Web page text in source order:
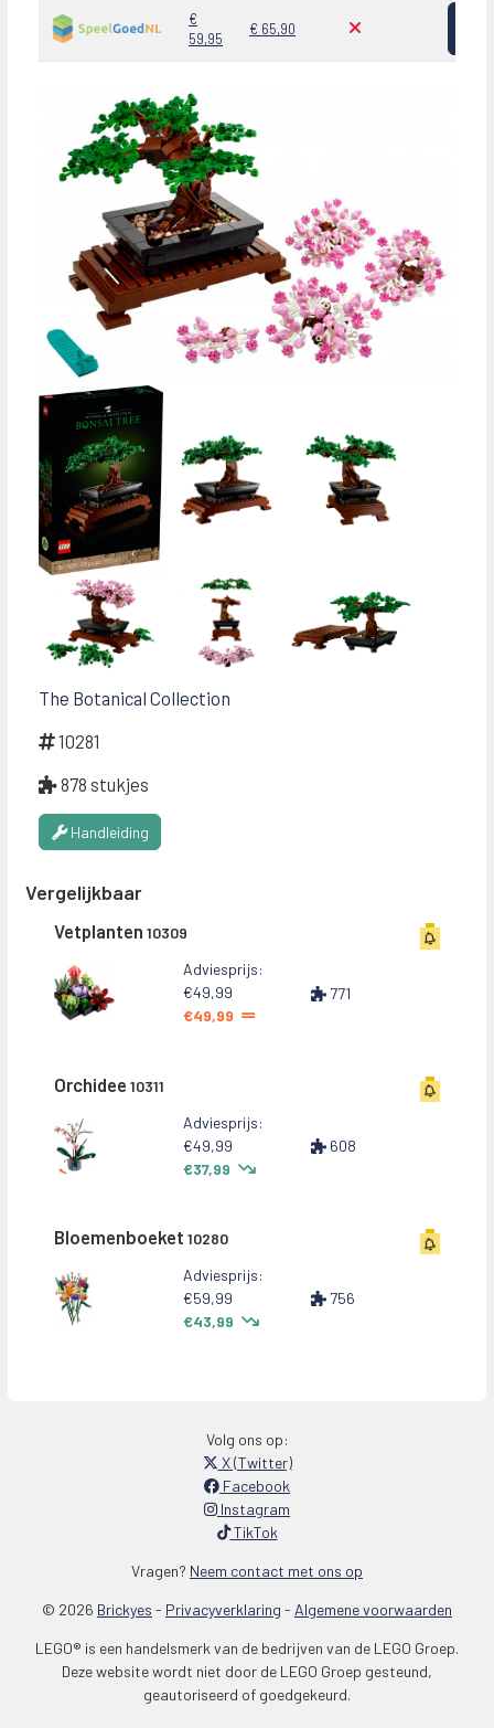
The Botanical Collection
10281
878 stukjes
Handleiding
Vergelijkbaar
Vetplanten 10309
Adviesprijs:
€49,99
€49,99
771
Orchidee 10311
Adviesprijs:
€49,99
€37,99
608
Bloemenboeket 10280
Adviesprijs:
€59,99
€43,99
756
€
59,95
€ 65,90
Volg ons op:
X (Twitter)
Facebook
Instagram
TikTok
Vragen? Neem contact met ons op
© 2026 Brickyes - Privacyverklaring - Algemene voorwaarden
LEGO® is een handelsmerk van de bedrijven van de LEGO Groep.
Deze website wordt niet door de LEGO Groep gesteund,
geautoriseerd of goedgekeurd.